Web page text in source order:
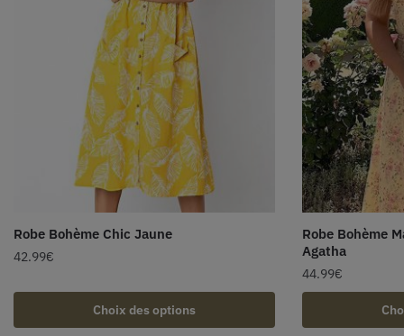
Robe Bohème Chic Jaune
42.99€
Choix des options
Robe Bohème
Agatha
44.99€